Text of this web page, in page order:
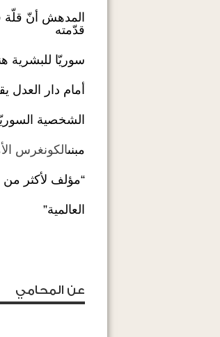
المدهش أنّ قلّة
قدّمته
سوريّا للبشرية
أمام دار
الشخصية
مبنىالكونغرس
“مؤلف لأكثر
العالمية”
عن المحامي